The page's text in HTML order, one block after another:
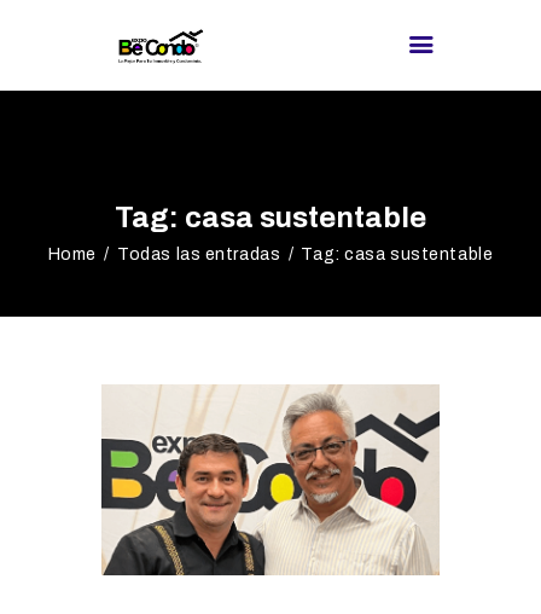
Tag: casa sustentable
Home Todas las entradas Tag: casa sustentable
PROVEEDORES
¿BUSCAS
BLOG
REDES